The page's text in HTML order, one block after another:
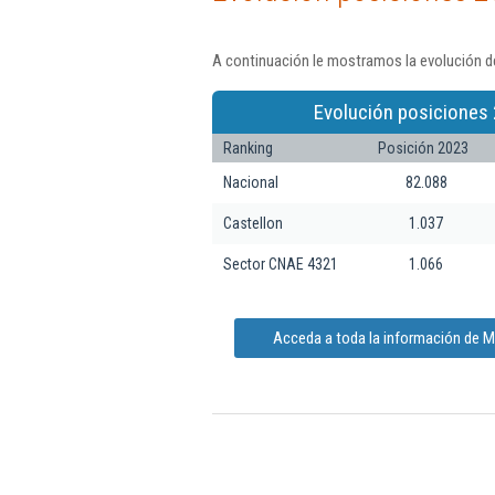
A continuación le mostramos la evolución
Evolución posiciones
Ranking
Posición 2023
Nacional
82.088
Castellon 1.037
Sector CNAE 4321 1.066
Acceda a toda la información de